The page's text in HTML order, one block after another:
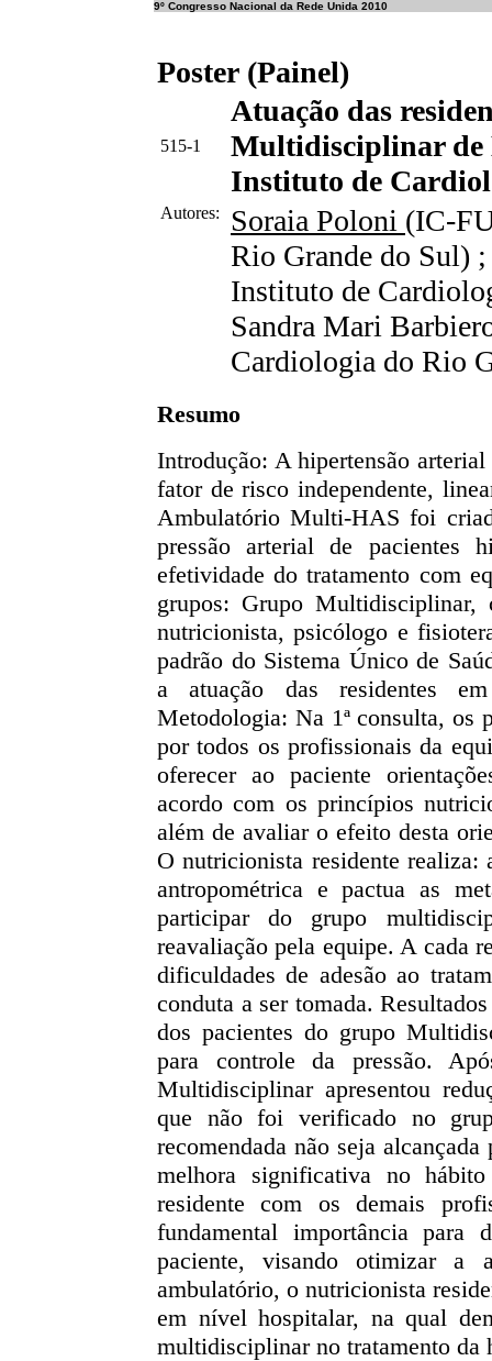
9º Congresso Nacional da Rede Unida 2010
Poster (Painel)
515-1
Atuação das
Multidisciplinar de
Instituto de
Autores: Soraia Poloni (IC-
Rio Grande do Sul)
Instituto de
Sandra Mari
Cardiologia do Rio
Resumo
Introdução: A hipertensão
fator de risco independente,
Ambulatório Multi-HAS foi
pressão arterial de pacientes
efetividade do tratamento com
grupos: Grupo Multidisciplinar,
nutricionista, psicólogo e
padrão do Sistema Único de
a atuação das residentes
Metodologia: Na 1ª consulta, os
por todos os profissionais da
oferecer ao paciente
acordo com os princípios
além de avaliar o efeito desta
O nutricionista residente realiza:
antropométrica e pactua as
participar do grupo
reavaliação pela equipe. A cada
dificuldades de adesão ao
conduta a ser tomada.
dos pacientes do grupo
para controle da pressão.
Multidisciplinar apresentou
que não foi verificado no
recomendada não seja
melhora significativa no
residente com os demais
fundamental importância
paciente, visando otimizar a
ambulatório, o nutricionista
em nível hospitalar, na qual
multidisciplinar no tratamento da